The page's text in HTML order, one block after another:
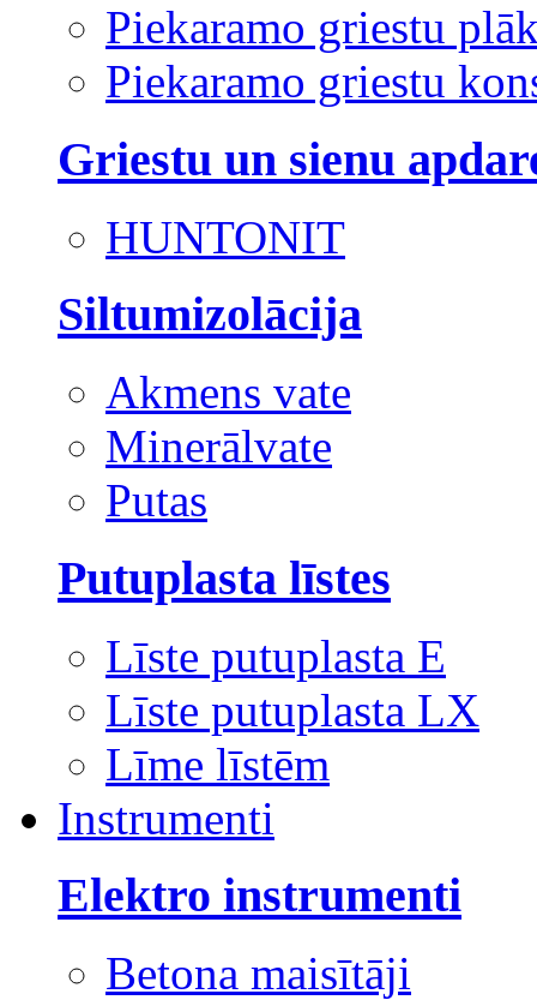
Piekaramo griestu
Piekaramo griestu
Griestu un sienu
HUNTONIT
Siltumizolācija
Akmens vate
Minerālvate
Putas
Putuplasta līstes
Līste putuplasta E
Līste putuplasta LX
Līme līstēm
Instrumenti
Elektro instrumenti
Betona maisītāji